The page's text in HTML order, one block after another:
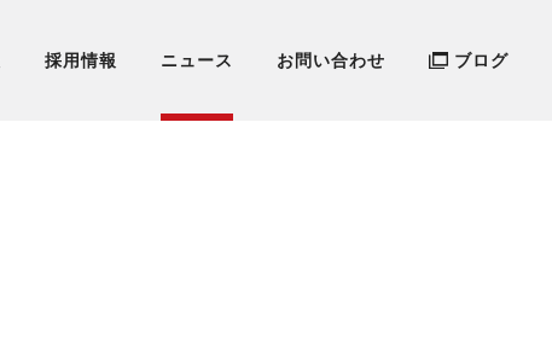
採用情報 ニュース お問い合わせ ブログ